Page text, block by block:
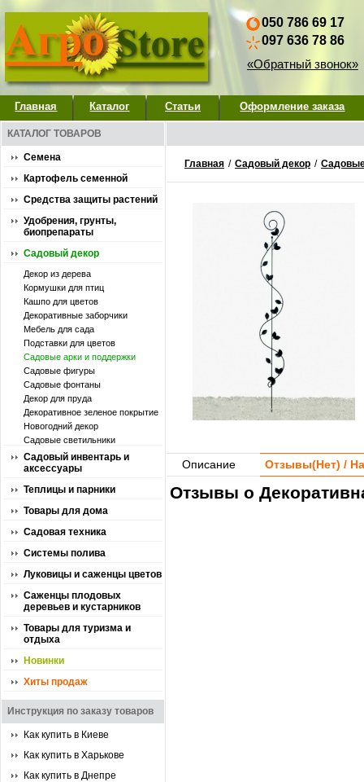
050 786 69 17
097 636 78 86
«Обратный звонок»
Главная Каталог Статьи Оформление заказа
КАТАЛОГ ТОВАРОВ
Семена
Картофель семенной
Средства защиты растений
Удобрения, грунты,
биопрепараты
Садовый декор
Декор из дерева
Кормушки для птиц
Кашпо для цветов
Декоративные заборчики
Мебель для сада
Подставки для цветов
Садовые арки и поддержки
Садовые фигуры
Садовые фонтаны
Декор для пруда
Декоративное зеленое покрытие
Новогодний декор
Садовые светильники
Садовый инвентарь и
аксессуары
Теплицы и парники
Товары для дома
Садовая техника
Системы полива
Луковицы и саженцы цветов
Саженцы плодовых
деревьев и кустарников
Товары для туризма и
отдыха
Новинки
Хиты продаж
Инструкция по заказу товаров
Как купить в Киеве
Как купить в Харькове
Как купить в Днепре
Главная / Садовый декор /
Описание Отзывы(Нет) /
Отзывы о